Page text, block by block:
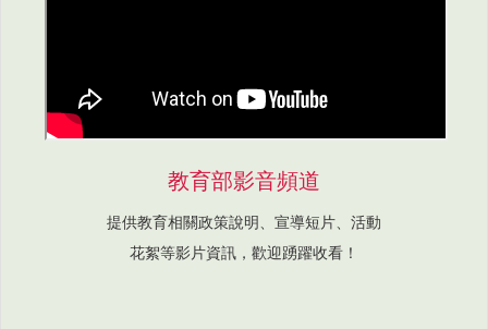
教育部影音頻道
提供教育相關政策說明、宣導短片、活動
花絮等影片資訊，歡迎踴躍收看！